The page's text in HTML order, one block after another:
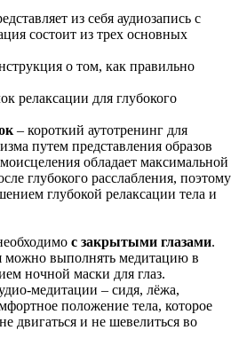
из себя аудиозапись с
состоит из трех основных
о том, как правильно
релаксации для глубокого
– короткий аутотренинг для
путем представления образов
обладает максимальной
глубокого расслабления, поэтому
глубокой релаксации тела и
с закрытыми глазами.
можно выполнять медитацию в
ночной маски для глаз.
медитации – сидя, лёжа,
положение тела, которое
двигаться и не шевелиться во